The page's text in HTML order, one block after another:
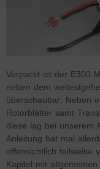
Verpackt ist der E300
neben dem
überschaubar: Neben
Rotorblätter samt
diese lag bei unserem
Anleitung hat mal
offensichtlich teilweise
Kapitel mit